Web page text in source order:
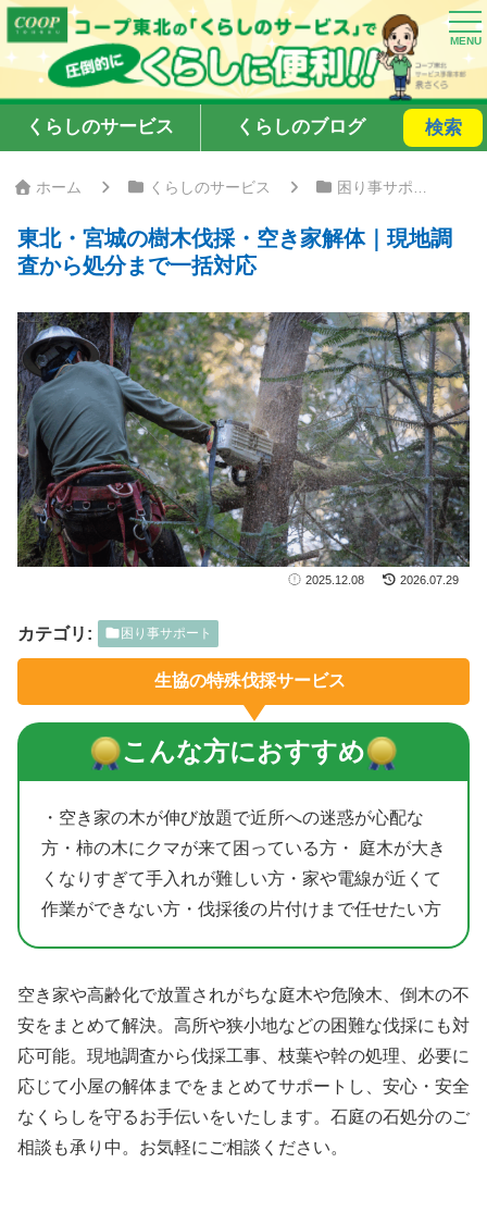
くらしのサービス くらしのブログ 検索
ホーム くらしのサービス 困り事サポート
東北・宮城の樹木伐採・空き家解体｜現地調
査から処分まで一括対応
2025.12.08 2026.07.29
カテゴリ: 困り事サポート
生協の特殊伐採サービス
こんな方におすすめ
・空き家の木が伸び放題で近所への迷惑が心配な
方・柿の木にクマが来て困っている方・ 庭木が大き
くなりすぎて手入れが難しい方・家や電線が近くて
作業ができない方・伐採後の片付けまで任せたい方
空き家や高齢化で放置されがちな庭木や危険木、倒木の不
安をまとめて解決。高所や狭小地などの困難な伐採にも対
応可能。現地調査から伐採工事、枝葉や幹の処理、必要に
応じて小屋の解体までをまとめてサポートし、安心・安全
なくらしを守るお手伝いをいたします。石庭の石処分のご
相談も承り中。お気軽にご相談ください。